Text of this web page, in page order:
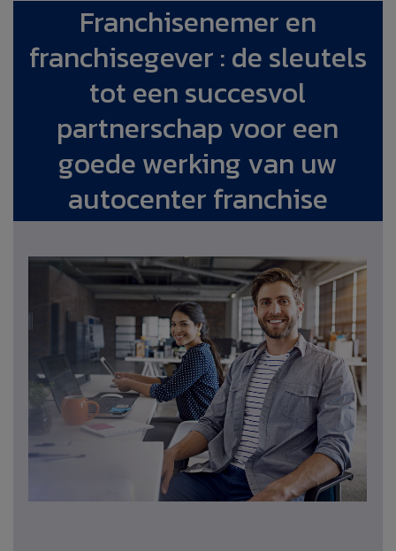
Franchisenemer en
franchisegever : de sleutels
tot een succesvol
partnerschap voor een
goede werking van uw
autocenter franchise